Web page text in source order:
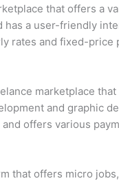
that offers a
has a user-friendly
rates and fixed-price
marketplace
and graphic
offers various
that offers micro